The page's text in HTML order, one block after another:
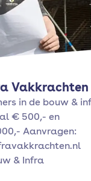
Vakkrachten
in de bouw &
€ 500,- en
Aanvragen:
& Infra